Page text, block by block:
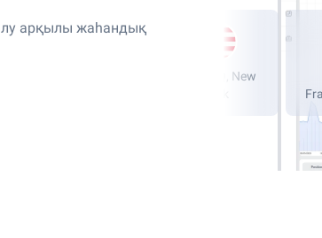
арқылы жаһандық
NASDAQ, New